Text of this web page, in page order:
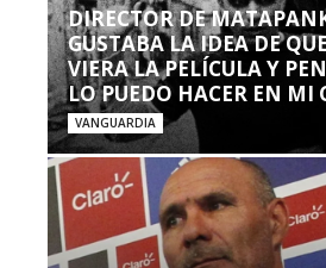
DIRECTOR DE
GUSTABA LA IDEA DE
VIERA LA PELÍCULA Y
LO PUEDO HACER EN MI
VANGUARDIA